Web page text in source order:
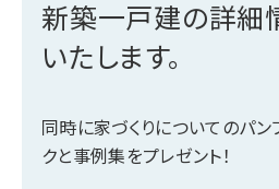
新築一戸建の詳細
いたします。
同時に家づくりについてのパン
クと事例集をプレゼント！